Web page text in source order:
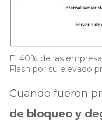
El 40% de las
Flash por su elevado
Cuando fueron
de bloqueo y